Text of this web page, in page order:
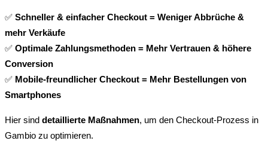
✅ Schneller & einfacher Checkout = Weniger Abbrüche &
mehr Verkäufe
✅ Optimale Zahlungsmethoden = Mehr Vertrauen & höhere
Conversion
✅ Mobile-freundlicher Checkout = Mehr Bestellungen von
Smartphones
Hier sind detaillierte Maßnahmen, um den Checkout-Prozess in
Gambio zu optimieren.